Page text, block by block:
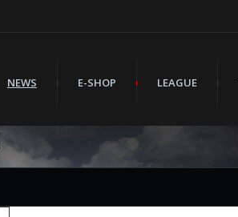
NEWS E-SHOP LEAGUE